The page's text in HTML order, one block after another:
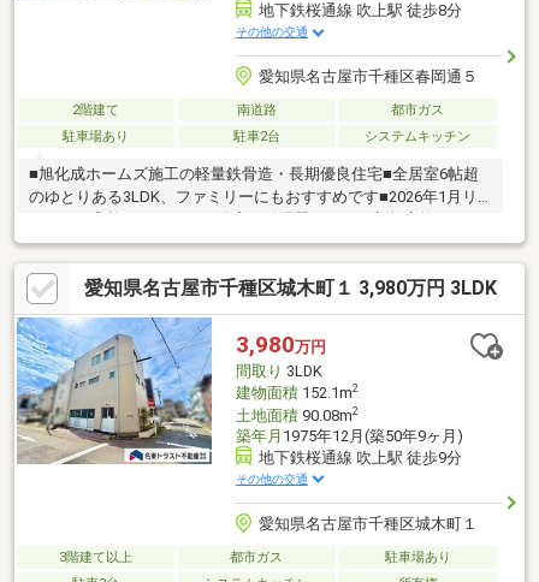
地下鉄桜通線 吹上駅 徒歩8分
その他の交通
愛知県名古屋市千種区春岡通５
2階建て 南道路
都市ガス
駐車場あり
駐車2台 システムキッチン
■旭化成ホームズ施工の軽量鉄骨造・長期優良住宅■全居室6帖超
のゆとりある3LDK、ファミリーにもおすすめです■2026年1月リ
ス張替、フローリング上張・建具交換■外からの視線を気にせず
にのびのびと過ごせる2階リビング採用■2階に水回りが集約さ
れ、家事動線に配慮された間取り設計です■浴室乾燥機、オート
バス、追い焚き機能付きの浴室■トイレは各階に有り■全居室に収
納が充実し、住空間を有効に活用可能です■1階の各洋室は振り分
けタイプのお部屋につき、プライベートタイムを過ごせます■車2
台分のカーポート有り(車種による)
愛知県名古屋市千種区城木町１ 3,980万円 3LDK
3,980万円
間取り 3LDK
建物面積152.1m2
土地面積90.08m2
築年月 1975年12月(築50年9ヶ月)
地下鉄桜通線 吹上駅 徒歩9分
その他の交通
愛知県名古屋市千種区城木町１
3階建て以上 都市ガス
駐車場あり